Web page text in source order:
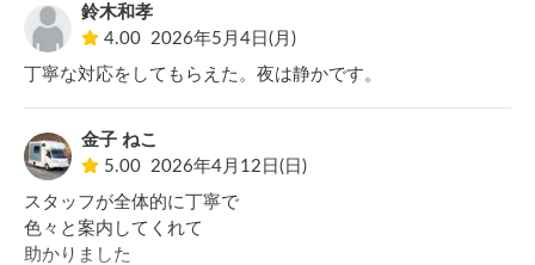
鈴木和孝
4.00 2026年5月4日(月)
丁寧な対応をしてもらえた。夜は静かです。
金子 ねこ
5.00 2026年4月12日(日)
スタッフが全体的に丁寧で
色々と案内してくれて
助かりました